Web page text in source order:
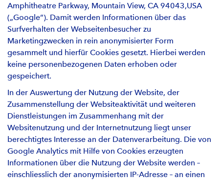
Amphitheatre Parkway, Mountain View, CA 94043,USA
(„Google“). Damit werden Informationen über das
Surfverhalten der Webseitenbesucher zu
Marketingzwecken in rein anonymisierter Form
gesammelt und hierfür Cookies gesetzt. Hierbei werden
keine personenbezogenen Daten erhoben oder
gespeichert.
In der Auswertung der Nutzung der Website, der
Zusammenstellung der Websiteaktivität und weiteren
Dienstleistungen im Zusammenhang mit der
Websitenutzung und der Internetnutzung liegt unser
berechtigtes Interesse an der Datenverarbeitung. Die von
Google Analytics mit Hilfe von Cookies erzeugten
Informationen über die Nutzung der Website werden –
einschliesslich der anonymisierten IP-Adresse – an einen